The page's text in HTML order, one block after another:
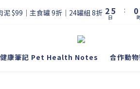
$99｜主食罐 9折｜24罐組 8折 2
1
5
4
1
0
日
:
0
康筆記 Pet Health Notes 合作動